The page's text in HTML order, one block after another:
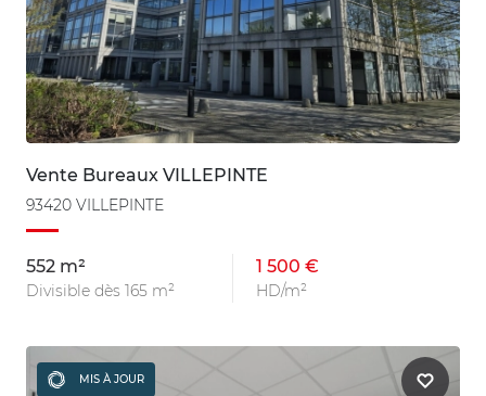
Vente Bureaux VILLEPINTE
93420 VILLEPINTE
552 m²
Divisible dès 165 m²
1 500 €
HD/m²
MIS À JOUR